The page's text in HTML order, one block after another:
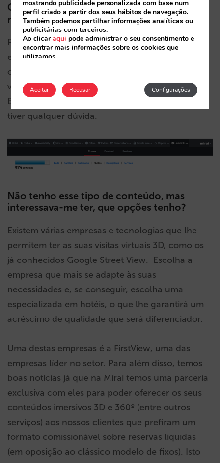
Como posso carregar as minhas visitas 3D
no meu motor?
Pode fazê-lo você mesmo a partir da nossa
extranet na secção de quartos, poderá ver uma
opção para introduzir o URL das suas visitas
virtuais. Poderá acrescentar uma por quarto.
Entre em contacto com o seu gestor de conta se
tiver qualquer dúvida.
Não tenho esse tipo de conteúdo, mas
interessava-me ter, que opções tenho?
Existem várias empresas e tecnologias que lhe
permitem ter as suas visitas virtuais 3D, como os
já conhecidos Google Street View. Escolha a
empresa que mais se adapte às suas
necessidades e, se conseguir, escolha uma
especializada em hotéis, o que lhe garantirá um
acréscimo de qualidade que será diferenciador.
Uma destas empresas é a FirstView, uma das
empresas líder no setor. Para além disso, temos
boas notícias já que na Mirai temos uma parceria
exclusiva com eles para poder oferecer os seus
conteúdos imersivos 3D e 360º (entre outros
serviços) aos nossos clientes que prefiram um
formato comissionável sobre reservas líquidas
(em oposição ao clássico modelo de fixos). Isto
mostrando publicidade personalizada com base num
perfil criado a partir dos seus hábitos de navegação.
Também podemos partilhar informações analíticas ou
publicitárias com terceiros.
Ao clicaraqui pode administrar o seu consentimento e
encontrar mais informações sobre os cookies que
utilizamos.
Aceitar Configurações
Recusar